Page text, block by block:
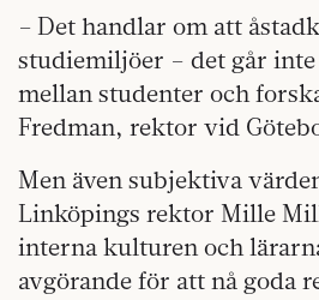
– Det handlar om att
studiemiljöer – det går
mellan studenter och
Fredman, rektor vid
Men även subjektiva
Linköpings rektor Mille
interna kulturen och
avgörande för att nå goda